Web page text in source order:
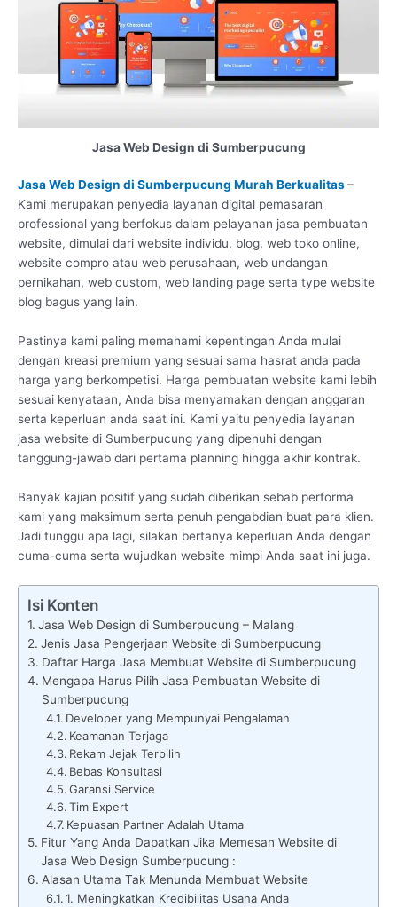
Jasa Web Design di Sumberpucung
Jasa Web Design di Sumberpucung Murah Berkualitas–
Kami merupakan penyedia layanan digital pemasaran
professional yang berfokus dalam pelayanan jasa pembuatan
website, dimulai dari website individu, blog, web toko online,
website compro atau web perusahaan, web undangan
pernikahan, web custom, web landing page serta type website
blog bagus yang lain.
Pastinya kami paling memahami kepentingan Anda mulai
dengan kreasi premium yang sesuai sama hasrat anda pada
harga yang berkompetisi. Harga pembuatan website kami lebih
sesuai kenyataan, Anda bisa menyamakan dengan anggaran
serta keperluan anda saat ini. Kami yaitu penyedia layanan
jasa website di Sumberpucung yang dipenuhi dengan
tanggung-jawab dari pertama planning hingga akhir kontrak.
Banyak kajian positif yang sudah diberikan sebab performa
kami yang maksimum serta penuh pengabdian buat para klien.
Jadi tunggu apa lagi, silakan bertanya keperluan Anda dengan
cuma-cuma serta wujudkan website mimpi Anda saat ini juga.
Isi Konten
Jasa Web Design di Sumberpucung – Malang
Jenis Jasa Pengerjaan Website di Sumberpucung
Daftar Harga Jasa Membuat Website di Sumberpucung
Mengapa Harus Pilih Jasa Pembuatan Website di
Sumberpucung
Developer yang Mempunyai Pengalaman
Keamanan Terjaga
Rekam Jejak Terpilih
Bebas Konsultasi
Garansi Service
Tim Expert
Kepuasan Partner Adalah Utama
Fitur Yang Anda Dapatkan Jika Memesan Website di
Jasa Web Design Sumberpucung :
Alasan Utama Tak Menunda Membuat Website
1. Meningkatkan Kredibilitas Usaha Anda